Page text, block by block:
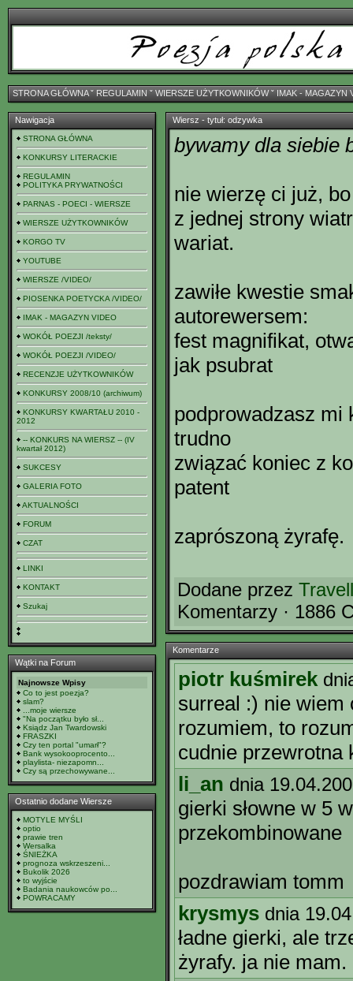
STRONA GŁÓWNAˇ REGULAMIN ˇ WIERSZE UŻYTKOWNIKÓWˇ IMAK - MAGAZYN
Nawigacja
STRONA GŁÓWNA
KONKURSY LITERACKIE
REGULAMIN
POLITYKA PRYWATNOŚCI
PARNAS - POECI - WIERSZE
WIERSZE UŻYTKOWNIKÓW
KORGO TV
YOUTUBE
WIERSZE /VIDEO/
PIOSENKA POETYCKA /VIDEO/
IMAK - MAGAZYN VIDEO
WOKÓŁ POEZJI /teksty/
WOKÓŁ POEZJI /VIDEO/
RECENZJE UŻYTKOWNIKÓW
KONKURSY 2008/10 (archiwum)
KONKURSY KWARTAŁU 2010 -
2012
-- KONKURS NA WIERSZ -- (IV
kwartał 2012)
SUKCESY
GALERIA FOTO
AKTUALNOŚCI
FORUM
CZAT
LINKI
KONTAKT
Szukaj
Wątki na Forum
Najnowsze Wpisy
Co to jest poezja?
slam?
...moje wiersze
"Na początku było sł...
Ksiądz Jan Twardowski
FRASZKI
Czy ten portal "umarł"?
Bank wysokooprocento...
playlista- niezapomn...
Czy są przechowywane...
Ostatnio dodane Wiersze
MOTYLE MYŚLI
optio
prawie tren
Wersalka
ŚNIEŻKA
prognoza wskrzeszeni...
Bukolik 2026
to wyjście
Badania naukowców po...
POWRACAMY
Wiersz - tytuł: odzywka
bywamy dla siebie
nie wierzę ci już,
z jednej strony
wariat.
zawiłe kwestie
autorewersem:
fest magnifikat,
jak psubrat
podprowadzasz mi
trudno
związać koniec z
patent
zaprószoną żyrafę.
Dodane przez
Komentarzy · 1886
Komentarze
piotr kuśmirek
surreal :) nie wiem
rozumiem, to
cudnie przewrotna
li_an dnia
gierki słowne w 5
przekombinowane
pozdrawiam tomm
krysmys dnia
ładne gierki, ale
żyrafy. ja nie mam.